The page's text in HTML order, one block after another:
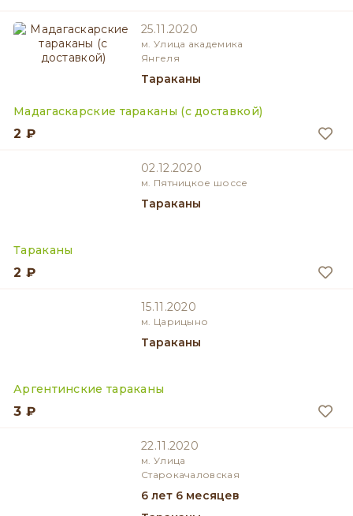
25.11.2020
м. Улица академика
Янгеля
Тараканы
Мадагаскарские тараканы (с доставкой)
2 ₽
02.12.2020
м. Пятницкое шоссе
Тараканы
Тараканы
2 ₽
15.11.2020
м. Царицыно
Тараканы
Аргентинские тараканы
3 ₽
22.11.2020
м. Улица
Старокачаловская
6 лет 6 месяцев